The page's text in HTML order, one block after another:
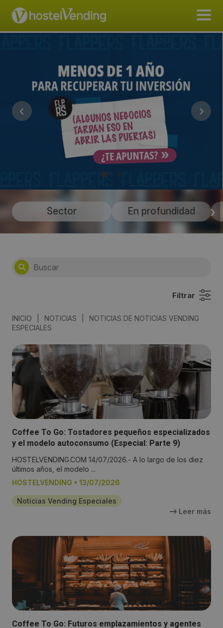
Sector En profundidad
Filtrar
INICIO NOTICIAS
NOTICIAS DE NOTICIAS VENDING
ESPECIALES
Coffee To Go: Tostadores pequeños especializados
y el modelo autoconsumo (Especial: Parte 9)
HOSTELVENDING.COM 14/07/2026.- A lo largo de los diez
últimos años, el modelo ...
HOSTELVENDING • 13/07/2026
Noticias Vending Especiales
Leer más
Coffee To Go: Futuros emplazamientos y agentes